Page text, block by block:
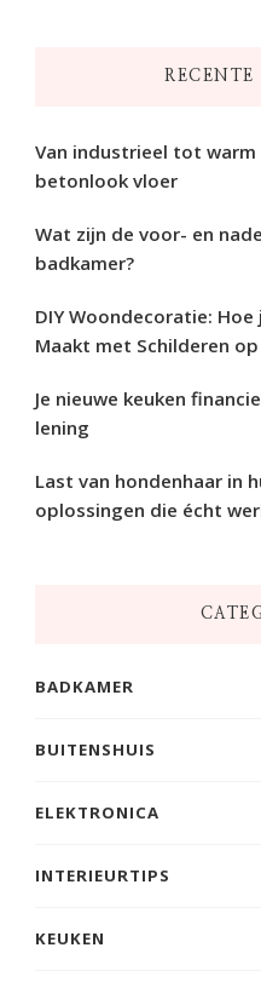
Van industrieel tot
betonlook vloer
Wat zijn de voor- en
badkamer?
DIY Woondecoratie:
Maakt met Schilderen
Je nieuwe keuken
lening
Last van hondenhaar in
oplossingen die écht
BADKAMER
BUITENSHUIS
ELEKTRONICA
INTERIEURTIPS
KEUKEN